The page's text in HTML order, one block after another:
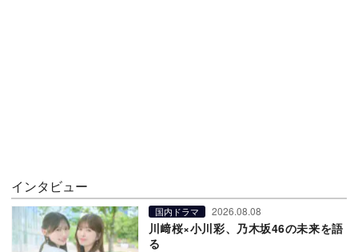
インタビュー
国内ドラマ 2026.08.08
川﨑桜×小川彩、乃木坂46の未来を語
る